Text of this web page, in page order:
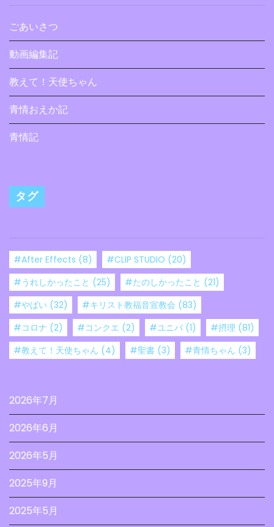
ごあいさつ
動画編集記
教えて！天使ちゃん
青情おえか記
青情記
タグ
#After Effects (8) #CLIP STUDIO (20)
#うれしかったこと (25) #たのしかったこと (21)
#やばい (32) #キリスト教福音宣教会 (83)
#コロナ (2) #コンクエ (2) #ユニバ (1) #摂理 (81)
#教えて！天使ちゃん (4) #聖書 (3) #青情ちゃん (3)
2026年7月
2026年6月
2026年5月
2025年9月
2025年5月